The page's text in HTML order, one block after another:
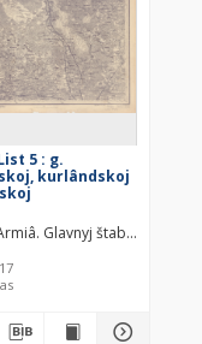
5 : g.
kurlândskoj
Glavnyj štab.